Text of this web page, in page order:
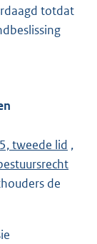
totdat
tweede lid ,
de